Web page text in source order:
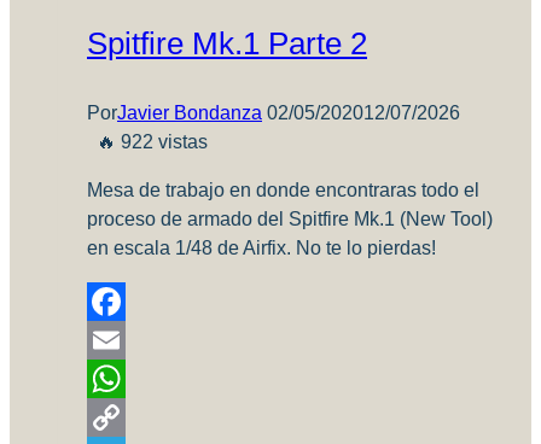
Spitfire Mk.1 Parte 2
PorJavier Bondanza 02/05/202012/07/2026
🔥 922 vistas
Mesa de trabajo en donde encontraras todo el
proceso de armado del Spitfire Mk.1 (New Tool)
en escala 1/48 de Airfix. No te lo pierdas!
Facebook
Email
WhatsApp